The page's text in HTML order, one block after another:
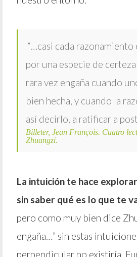
“…casi cada
por una especie de
rara vez engaña cuando
bien hecha, y cuando la
así decirlo, a ratificar a
Billeter, Jean François. Cuatro
Zhuangzi.
La intuición te hace
sin saber qué es lo que te
pero como muy bien dice
engaña…” sin estas
perpendicular no existiría.